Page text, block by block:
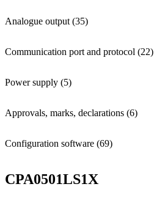
Analogue output(35)
Communication port and protocol (22)
Power supply (5)
Approvals, marks, declarations (6)
Configuration software (69)
CPA0501LS1X